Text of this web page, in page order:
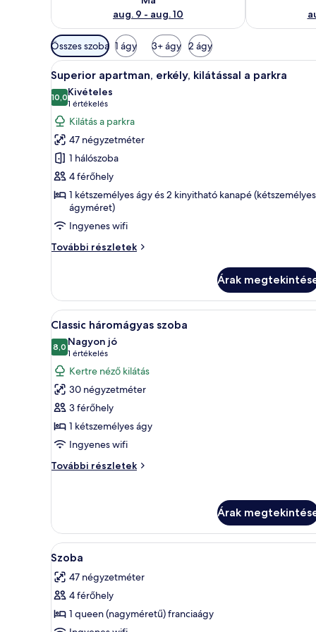
aug. 9 - aug. 10
Szobákhoz
rendelkezésre
álló
szűrők
Összes szoba 1 ágy 3+ ágy 2 ágy
A
következő
szoba
összes
képének
megtekintése:
Superior
apartman,
erkély,
kilátással
a
parkra
Egy szállodai szoba,
8
Superior apartman, erkély, kilátással a parkra
10,010-ből 10,0
Kivételes
1 értékelés
(1
értékelés)
Kilátás a parkra
47 négyzetméter
1 hálószoba
4 férőhely
1 kétszemélyes ágy és 2 kinyitható kanapé (kétszemélyes
ágyméret)
Ingyenes wifi
További részletek
Superior
a
parkra
további
részletei
Árak
A
következő
szoba
összes
képének
megtekintése:
Classic
háromágyas
szoba
Egy szállodai szoba két
6
Classic háromágyas szoba
8,010-ből 8,0
Nagyon jó
1 értékelés
(1
értékelés)
Kertre néző kilátás
30 négyzetméter
3 férőhely
1 kétszemélyes ágy
Ingyenes wifi
További részletek
Classic
Árak
A
következő
szoba
összes
képének
Egy szállodai szoba,
8
Szoba
47 négyzetméter
4 férőhely
1 queen (nagyméretű) franciaágy